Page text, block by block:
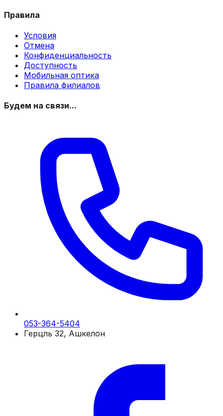
Правила
Условия
Отмена
Конфиденциальность
Доступность
Мобильная оптика
Правила филиалов
Будем на связи...
053-364-5404
Герцль 32, Ашкелон